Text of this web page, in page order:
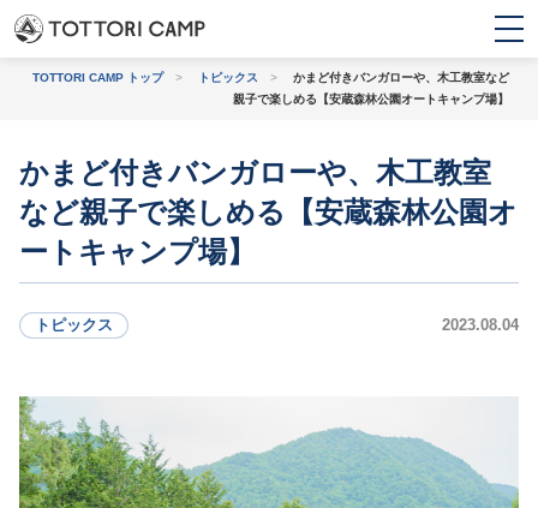
条件から探す
初心者・
バンガロー・コテー
上級者におすすめ 観光地に近い
TOTTORI CAMP トップ> トピックス > かまど付きバンガローや、木工教室など
親子で楽しめる【安蔵森林公園オートキャンプ場】
かまど付きバンガローや、木工教室
など親子で楽しめる【安蔵森林公園オ
ートキャンプ場】
トピックス 2023.08.04